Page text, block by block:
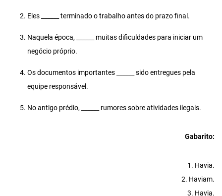
Eles ______ terminado o trabalho antes do prazo final.
Naquela época, ______ muitas dificuldades para iniciar um
negócio próprio.
Os documentos importantes ______ sido entregues pela
equipe responsável.
No antigo prédio, ______ rumores sobre atividades ilegais.
Gabarito:
1. Havia.
2. Haviam.
3. Havia.